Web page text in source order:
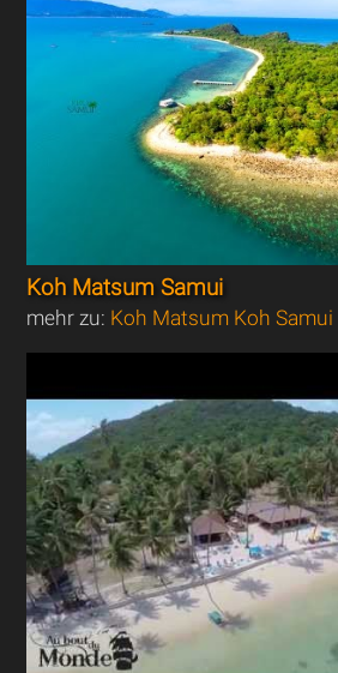
Koh Matsum Samui
mehr zu: Koh Matsum Koh Samui